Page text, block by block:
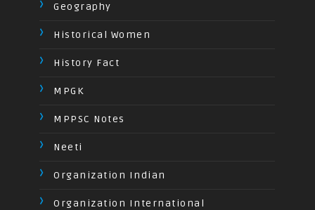
Geography
Historical Women
History Fact
MPGK
MPPSC Notes
Neeti
Organization Indian
Organization International